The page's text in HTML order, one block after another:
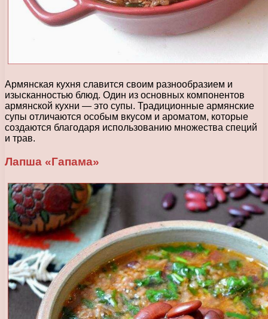
Армянская кухня славится своим разнообразием и
изысканностью блюд. Один из основных компонентов
армянской кухни — это супы. Традиционные армянские
супы отличаются особым вкусом и ароматом, которые
создаются благодаря использованию множества специй
и трав.
Лапша «Гапама»